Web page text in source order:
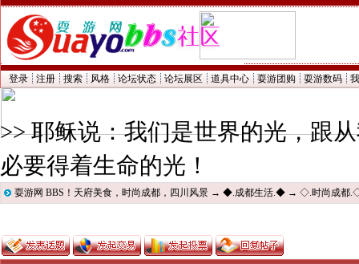
登录 注册 搜索 风格 论坛状态 论坛展区 道具中心 耍游团购 耍游数码
>> 耶稣说：我们是世界的光，跟
必要得着生命的光！
耍游网 BBS！天府美食，时尚成都，四川风景 → ◆.成都生活.◆ → ◇.时尚成都